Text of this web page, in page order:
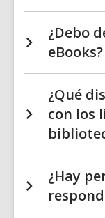
¿Debo
eBooks?
¿Qué
con los
¿Hay